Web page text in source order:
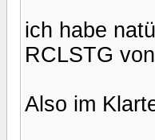
ich habe
RCLSTG
Also im